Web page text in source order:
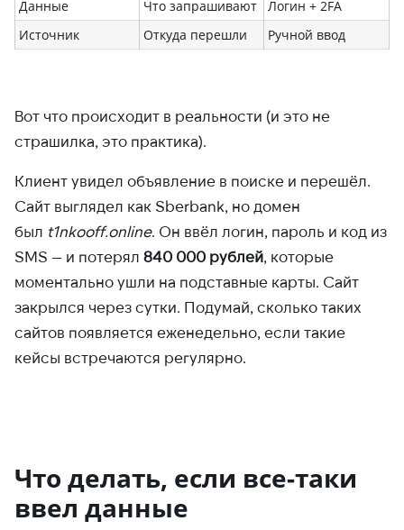
Данные
Что запрашивают
Логин + 2FA
Источник
Откуда перешли Ручной ввод
Вот что происходит в реальности (и это не
страшилка, это практика).
Клиент увидел объявление в поиске и перешёл.
Сайт выглядел как Sberbank, но домен
был t1nkooff.online. Он ввёл логин, пароль и код из
SMS — и потерял 840 000 рублей, которые
моментально ушли на подставные карты. Сайт
закрылся через сутки. Подумай, сколько таких
сайтов появляется еженедельно, если такие
кейсы встречаются регулярно.
Что делать, если все-таки
ввел данные